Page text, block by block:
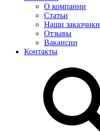
О компании
Статьи
Наши заказчики
Отзывы
Вакансии
Контакты